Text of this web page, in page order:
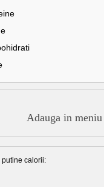
Adauga in meniu
putine calorii: